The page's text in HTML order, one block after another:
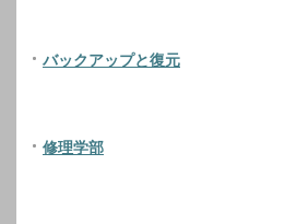
バックアップと復元
修理学部